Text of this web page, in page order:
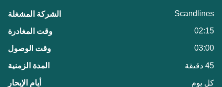
Scandlines
02:15
03:00
45 دقيقة
كل يوم